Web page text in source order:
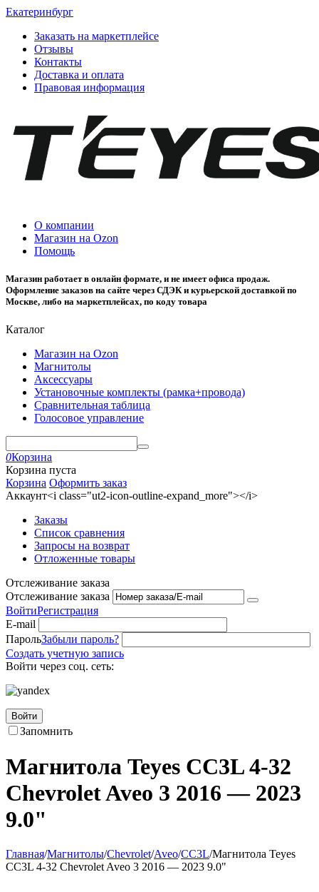
Екатеринбург
Заказать на маркетплейсе
Отзывы
Контакты
Доставка и оплата
Правовая информация
О компании
Магазин на Ozon
Помощь
Магазин работает в онлайн формате, и не имеет офиса продаж.
Оформление заказов на сайте через СДЭК и курьерской доставкой по
Москве, либо на маркетплейсах, по коду товара
Каталог
Магазин на Ozon
Магнитолы
Аксессуары
Установочные комплекты (рамка+провода)
Сравнительная таблица
Голосовое управление
0Корзина
Корзина пуста
Корзина Оформить заказ
Аккаунт<i class="ut2-icon-outline-expand_more"></i>
Заказы
Список сравнения
Запросы на возврат
Отложенные товары
Отслеживание заказа
Отслеживание заказа
ВойтиРегистрация
E-mail
ПарольЗабыли пароль?
Создать учетную запись
Войти через соц. сеть:
Войти
Запомнить
Магнитола Teyes CC3L 4-32
Chevrolet Aveo 3 2016 — 2023
9.0"
Главная/Магнитолы/Chevrolet/Aveo/CC3L/Магнитола Teyes
CC3L 4-32 Chevrolet Aveo 3 2016 — 2023 9.0"